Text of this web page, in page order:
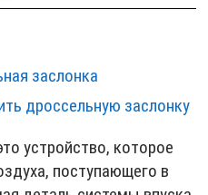
заслонка
дроссельную заслонку
устройство, которое
поступающего в